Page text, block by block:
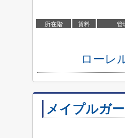
所在階 賃料 管
ローレ
メイプルガ